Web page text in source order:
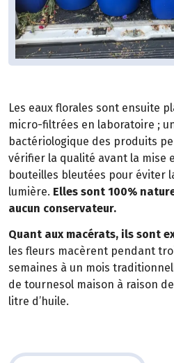
Les eaux florales sont ensuite
micro-filtrées en laboratoire ;
bactériologique des produits
vérifier la qualité avant la mise
bouteilles bleutées pour éviter
lumière. Elles sont 100%
aucun conservateur.
Quant aux macérats, ils sont
les fleurs macèrent pendant
semaines à un mois
de tournesol maison à raison
litre d’huile.